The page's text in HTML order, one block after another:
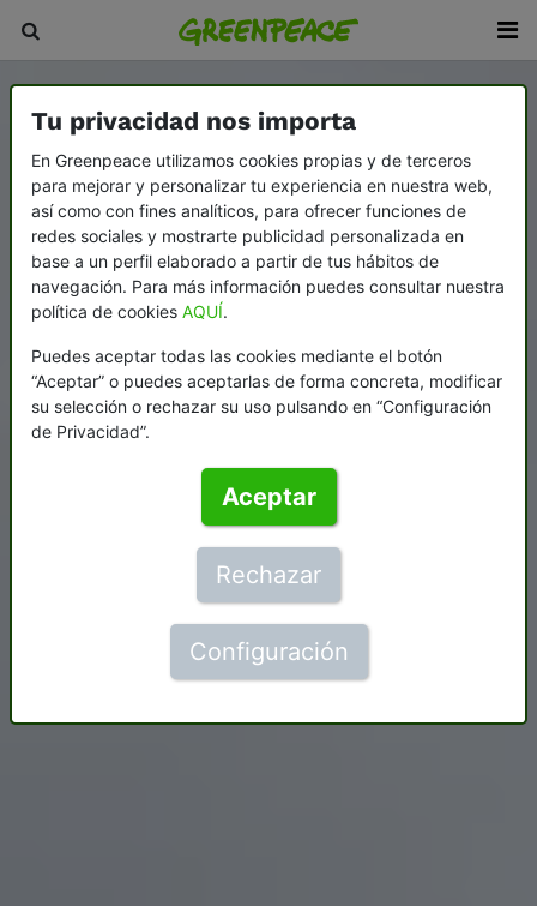
Tu privacidad nos importa
En Greenpeace utilizamos cookies propias y de terceros
para mejorar y personalizar tu experiencia en nuestra web,
así como con fines analíticos, para ofrecer funciones de
redes sociales y mostrarte publicidad personalizada en
base a un perfil elaborado a partir de tus hábitos de
navegación. Para más información puedes consultar nuestra
política de cookies AQUÍ.
Puedes aceptar todas las cookies mediante el botón
“Aceptar” o puedes aceptarlas de forma concreta, modificar
su selección o rechazar su uso pulsando en “Configuración
de Privacidad”.
Aceptar
Rechazar
Configuración